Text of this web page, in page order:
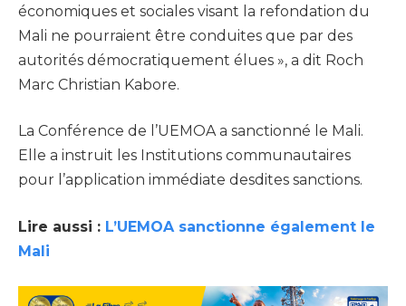
économiques et sociales visant la refondation du
Mali ne pourraient être conduites que par des
autorités démocratiquement élues », a dit Roch
Marc Christian Kabore.
La Conférence de l’UEMOA a sanctionné le Mali.
Elle a instruit les Institutions communautaires
pour l’application immédiate desdites sanctions.
Lire aussi : L’UEMOA sanctionne également le
Mali